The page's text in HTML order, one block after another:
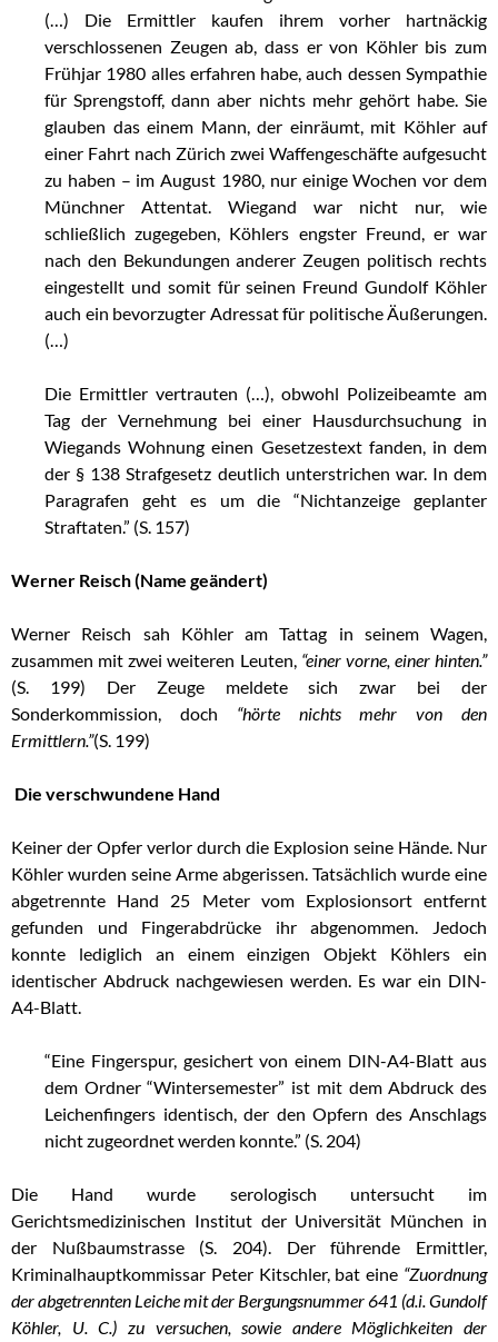
(…) Die Ermittler kaufen ihrem vorher hartnäckig
verschlossenen Zeugen ab, dass er von Köhler bis zum
Frühjar 1980 alles erfahren habe, auch dessen Sympathie
für Sprengstoff, dann aber nichts mehr gehört habe. Sie
glauben das einem Mann, der einräumt, mit Köhler auf
einer Fahrt nach Zürich zwei Waffengeschäfte aufgesucht
zu haben – im August 1980, nur einige Wochen vor dem
Münchner Attentat. Wiegand war nicht nur, wie
schließlich zugegeben, Köhlers engster Freund, er war
nach den Bekundungen anderer Zeugen politisch rechts
eingestellt und somit für seinen Freund Gundolf Köhler
auch ein bevorzugter Adressat für politische Äußerungen.
(…)
Die Ermittler vertrauten (…), obwohl Polizeibeamte am
Tag der Vernehmung bei einer Hausdurchsuchung in
Wiegands Wohnung einen Gesetzestext fanden, in dem
der § 138 Strafgesetz deutlich unterstrichen war. In dem
Paragrafen geht es um die “Nichtanzeige geplanter
Straftaten.” (S. 157)
Werner Reisch(Name geändert)
Werner Reisch sah Köhler am Tattag in seinem Wagen,
zusammen mit zwei weiteren Leuten, “einer vorne, einer hinten.”
(S. 199) Der Zeuge meldete sich zwar bei der
Sonderkommission, doch “hörte nichts mehr von den
Ermittlern.”(S. 199)
Die verschwundene Hand
Keiner der Opfer verlor durch die Explosion seine Hände. Nur
Köhler wurden seine Arme abgerissen. Tatsächlich wurde eine
abgetrennte Hand 25 Meter vom Explosionsort entfernt
gefunden und Fingerabdrücke ihr abgenommen. Jedoch
konnte lediglich an einem einzigen Objekt Köhlers ein
identischer Abdruck nachgewiesen werden. Es war ein DIN-
A4-Blatt.
“Eine Fingerspur, gesichert von einem DIN-A4-Blatt aus
dem Ordner “Wintersemester” ist mit dem Abdruck des
Leichenfingers identisch, der den Opfern des Anschlags
nicht zugeordnet werden konnte.” (S. 204)
Die Hand wurde serologisch untersucht im
Gerichtsmedizinischen Institut der Universität München in
der Nußbaumstrasse (S. 204). Der führende Ermittler,
Kriminalhauptkommissar Peter Kitschler, bat eine “Zuordnung
der abgetrennten Leiche mit der Bergungsnummer 641 (d.i. Gundolf
Köhler, U. C.) zu versuchen, sowie andere Möglichkeiten der